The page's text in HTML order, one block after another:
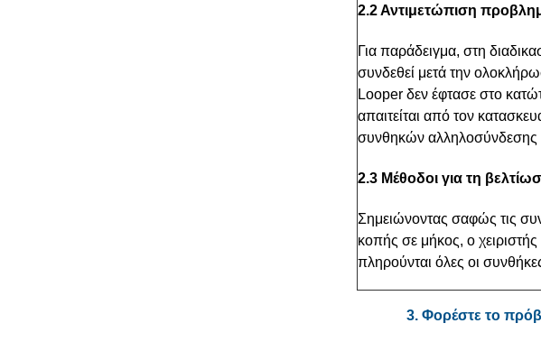
2.2 Αντιμετώπιση
Για παράδειγμα, στη
συνδεθεί μετά την
Looper δεν έφτασε στο
απαιτείται από τον
συνθηκών αλληλοσύνδεσης
2.3 Μέθοδοι για τη
Σημειώνοντας σαφώς τις
κοπής σε μήκος, ο
πληρούνται όλες οι
3. Φορέστε το